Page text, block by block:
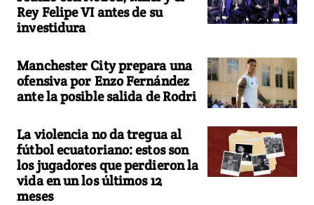
Rey Felipe VI antes de su
investidura
Manchester City prepara una
ofensiva por Enzo Fernández
ante la posible salida de Rodri
La violencia no da tregua al
fútbol ecuatoriano: estos son
los jugadores que perdieron la
vida en un los últimos 12
meses